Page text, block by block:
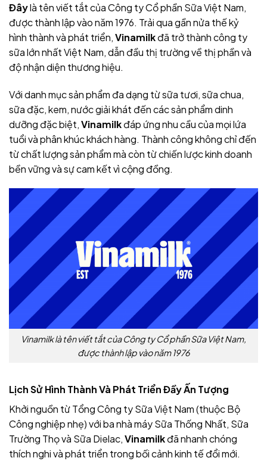
Đâylà tên viết tắt của Công ty Cổ phần Sữa Việt Nam,
được thành lập vào năm 1976. Trải qua gần nửa thế kỷ
hình thành và phát triển,Vinamilkđã trở thành công ty
sữa lớn nhất Việt Nam, dẫn đầu thị trường về thị phần và
độ nhận diện thương hiệu.
Với danh mục sản phẩm đa dạng từ sữa tươi, sữa chua,
sữa đặc, kem, nước giải khát đến các sản phẩm dinh
dưỡng đặc biệt,Vinamilkđáp ứng nhu cầu của mọi lứa
tuổi và phân khúc khách hàng. Thành côngkhông chỉ đến
từ chất lượng sản phẩm mà còn từ chiến lược kinh doanh
bền vững và sự cam kết vì cộng đồng.
Vinamilk là tên viết tắt của Công ty Cổ phần Sữa Việt Nam,
được thành lập vào năm 1976
Lịch Sử Hình Thành Và Phát Triển Đầy Ấn Tượng
Khởi nguồn từ Tổng Công ty Sữa Việt Nam (thuộc Bộ
Công nghiệp nhẹ) với ba nhà máy Sữa Thống Nhất, Sữa
Trường Thọ và Sữa Dielac,Vinamilkđã nhanh chóng
thích nghi và phát triển trong bối cảnh kinh tế đổi mới.